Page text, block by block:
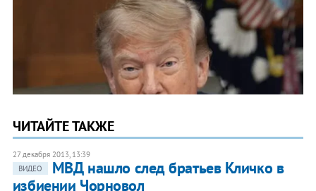
ЧИТАЙТЕ ТАКЖЕ
27 декабря 2013, 13:39
ВИДЕО
МВД нашло след братьев Кличко в
избиении Чорновол